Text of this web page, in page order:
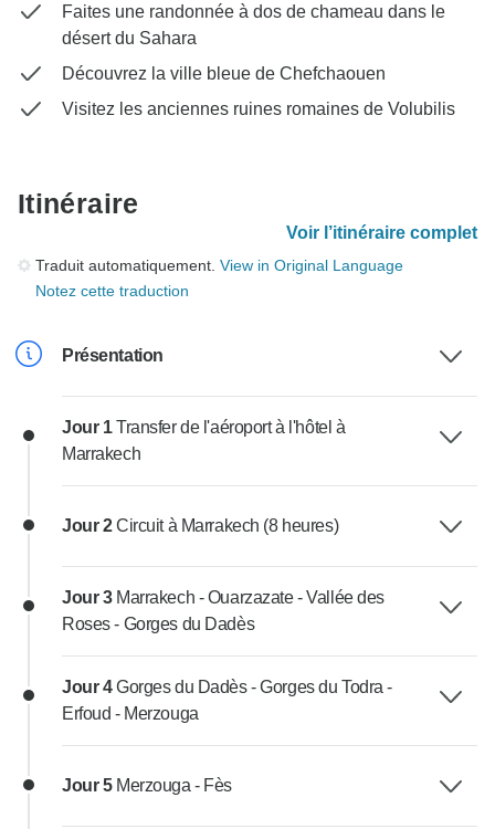
Faites une randonnée à dos de chameau dans le
désert du Sahara
Découvrez la ville bleue de Chefchaouen
Visitez les anciennes ruines romaines de Volubilis
Itinéraire
Voir l’itinéraire complet
Traduit automatiquement. View in Original Language
Notez cette traduction
Présentation
Jour 1Transfer de l'aéroport à l'hôtel à
Marrakech
Jour 2Circuit à Marrakech (8 heures)
Jour 3 Marrakech - Ouarzazate - Vallée des
Roses - Gorges du Dadès
Jour 4Gorges du Dadès - Gorges du Todra -
Erfoud - Merzouga
Jour 5 Merzouga - Fès